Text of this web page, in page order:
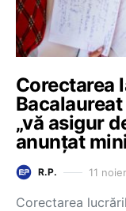
Corectarea
„vă asigur
anunțat
R.P. 11
Corectarea